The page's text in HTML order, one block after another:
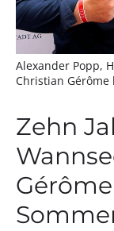
Alexander Popp,
Christian Gérôme
Zehn